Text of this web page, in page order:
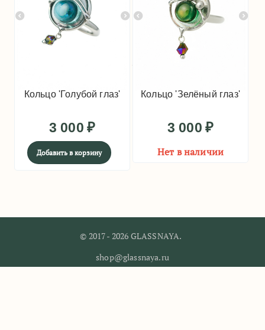
Кольцо 'Голубой глаз'
3 000 ₽
Добавить в корзину
Кольцо 'Зелёный глаз'
3 000 ₽
Нет в наличии
© 2017 - 2026 GLASSNAYA.
shop@glassnaya.ru